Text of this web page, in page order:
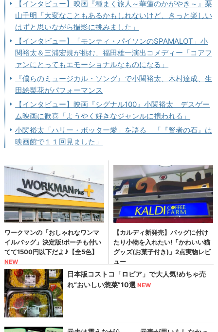
【インタビュー】映画『種まく旅人～華蓮のかがやき～』栗
山千明「大変なこともあるかもしれないけど、きっと楽しい
はずと思いながら撮影に挑みました」
【インタビュー】「モンティ・パイソンのSPAMALOT」小
関裕太＆三浦宏規が挑む、福田雄一演出コメディー「コアフ
ァンにとってもエモーショナルなものになる」
『僕らのミュージカル・ソング』で小関裕太、木村達成、生
田絵梨花がパフォーマンス
【インタビュー】映画『シグナル100』小関裕太 デスゲー
ム映画に歓喜「ようやく好きなジャンルに携われる」
小関裕太「ハリー・ポッター愛」を語る 「『賢者の石』は
映画館で１１回見ました」